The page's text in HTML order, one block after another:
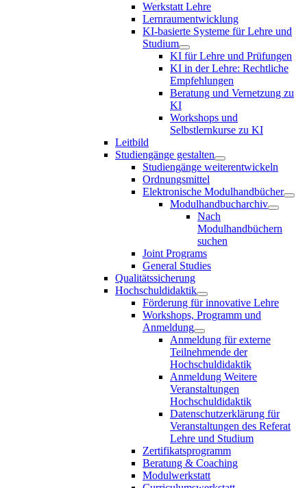
Werkstatt Lehre
Lernraumentwicklung
KI-basierte Systeme für Lehre und
Studium
KI für Lehre und Prüfungen
KI in der Lehre: Rechtliche
Empfehlungen
Beratung und Vernetzung zu
KI
Workshops und
Selbstlernkurse zu KI
Leitbild
Studiengänge gestalten
Studiengänge weiterentwickeln
Ordnungsmittel
Elektronische Modulhandbücher
Modulhandbucharchiv
Nach
Modulhandbüchern
suchen
Joint Programs
General Studies
Qualitätssicherung
Hochschuldidaktik
Förderung für innovative Lehre
Workshops, Programm und
Anmeldung
Anmeldung für externe
Teilnehmende der
Hochschuldidaktik
Anmeldung Weitere
Veranstaltungen
Hochschuldidaktik
Datenschutzerklärung für
Veranstaltungen des Referat
Lehre und Studium
Zertifikatsprogramm
Beratung & Coaching
Modulwerkstatt